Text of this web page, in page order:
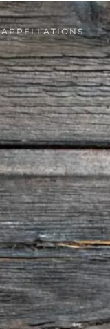
APPELLATIONS